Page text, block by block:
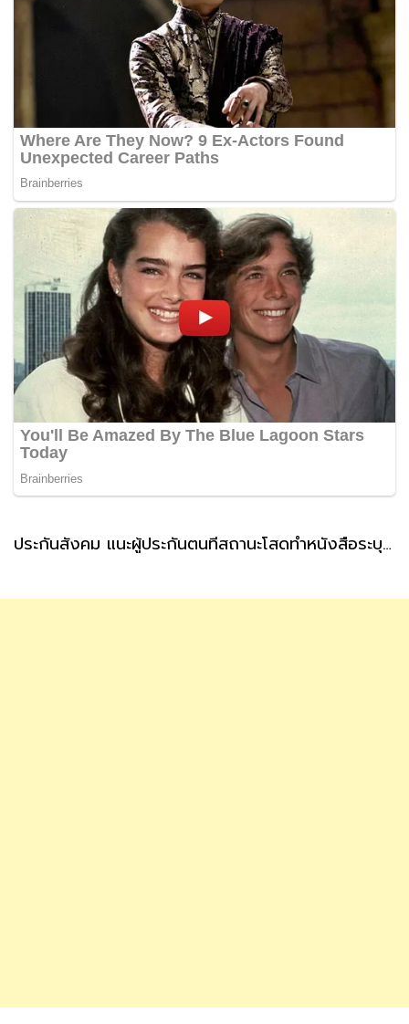
ประกันสังคม แนะผู้ประกันตนที่สถานะโสดทำหนังสือระบุผู้รับเงินสงเคราะห์ กรณีตายล่วงหน้า